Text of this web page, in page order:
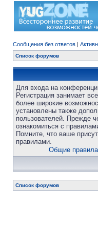
Сообщения без ответов |
Список форумов
Для входа на
Регистрация занимает
более широкие
установлены также
пользователей. Прежде
ознакомиться с
Помните, что ваше
правилами.
Общие правила
Список форумов